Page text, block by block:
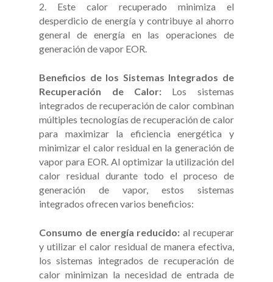
2. Este calor recuperado minimiza el
desperdicio de energía y contribuye al ahorro
general de energía en las operaciones de
generación de vapor EOR.
Beneficios de los Sistemas Integrados de
Recuperación de Calor: Los sistemas
integrados de recuperación de calor combinan
múltiples tecnologías de recuperación de calor
para maximizar la eficiencia energética y
minimizar el calor residual en la generación de
vapor para EOR. Al optimizar la utilización del
calor residual durante todo el proceso de
generación de vapor, estos sistemas
integrados ofrecen varios beneficios:
Consumo de energía reducido: al recuperar
y utilizar el calor residual de manera efectiva,
los sistemas integrados de recuperación de
calor minimizan la necesidad de entrada de